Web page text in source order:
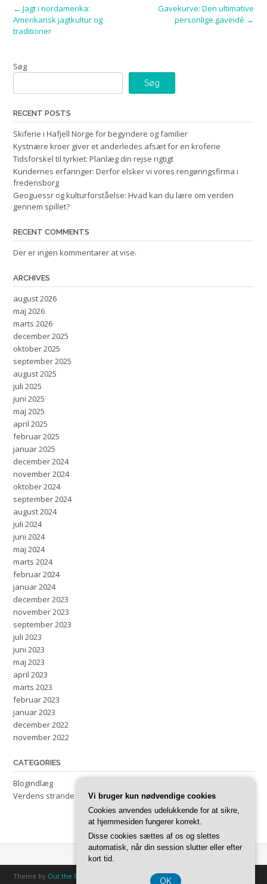
Post
navigation
← Jagt i nordamerika:
Amerikansk jagtkultur og
traditioner
Gavekurve: Den ultimative
personlige gaveidé →
Søg
Søg
RECENT POSTS
Skiferie i Hafjell Norge for begyndere og familier
Kystnære kroer giver et anderledes afsæt for en kroferie
Tidsforskel til tyrkiet: Planlæg din rejse rigtigt
Kundernes erfaringer: Derfor elsker vi vores rengøringsfirma i
fredensborg
Geoguessr og kulturforståelse: Hvad kan du lære om verden
gennem spillet?
RECENT COMMENTS
Der er ingen kommentarer at vise.
ARCHIVES
august 2026
maj 2026
marts 2026
december 2025
oktober 2025
september 2025
august 2025
juli 2025
juni 2025
maj 2025
april 2025
februar 2025
januar 2025
december 2024
november 2024
oktober 2024
september 2024
august 2024
juli 2024
juni 2024
maj 2024
marts 2024
februar 2024
januar 2024
december 2023
november 2023
september 2023
juli 2023
juni 2023
maj 2023
april 2023
marts 2023
februar 2023
januar 2023
december 2022
november 2022
CATEGORIES
Blogindlæg
Verdens strande
Theme by Out the Box
Vi bruger kun nødvendige cookies
Cookies anvendes udelukkende for at sikre,
at hjemmesiden fungerer korrekt.
Disse cookies sættes af os og slettes
automatisk, når din session slutter eller efter
kort tid.
OK